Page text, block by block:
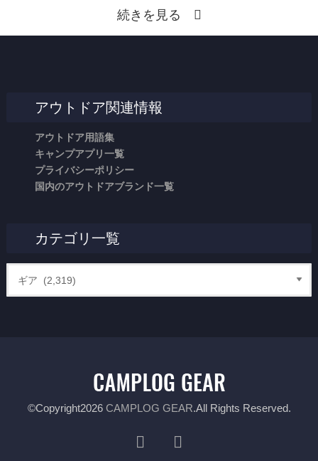
続きを見る
アウトドア関連情報
アウトドア用語集
キャンプアプリ一覧
プライバシーポリシー
国内のアウトドアブランド一覧
カテゴリ一覧
©Copyright2026 CAMPLOG GEAR.All Rights Reserved.